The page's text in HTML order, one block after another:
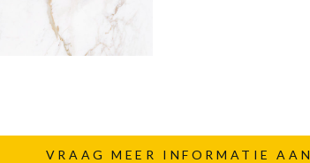
VRAAG MEER INFORMATIE AAN